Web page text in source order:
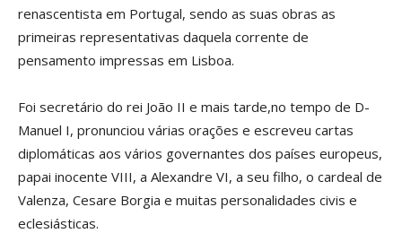
renascentista em Portugal, sendo as suas obras as
primeiras representativas daquela corrente de
pensamento impressas em Lisboa.
Foi secretário do rei João II e mais tarde,no tempo de D-
Manuel I, pronunciou várias orações e escreveu cartas
diplomáticas aos vários governantes dos países europeus,
papai inocente VIII, a Alexandre VI, a seu filho, o cardeal de
Valenza, Cesare Borgia e muitas personalidades civis e
eclesiásticas.